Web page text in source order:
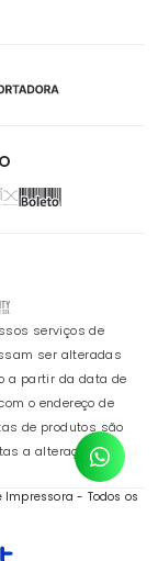
serviços de
ser alteradas
a partir da data de
o endereço de
de produtos são
a alterações de
Impressora - Todos os